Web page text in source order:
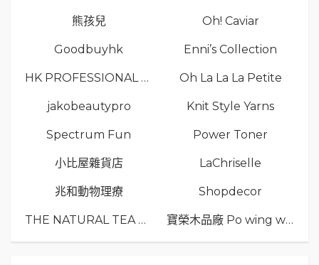
熊孩兒 Oh! Caviar
Goodbuyhk Enni’s Collection
HK PROFESSIONAL TV LIMITED Oh La La La Petite
jakobeautypro Knit Style Yarns
Spectrum Fun Power Toner
小比屋雜貨店 LaChriselle
兆和動物理療 Shopdecor
THE NATURAL TEA Co. 寶榮木品廠 Po wing wood